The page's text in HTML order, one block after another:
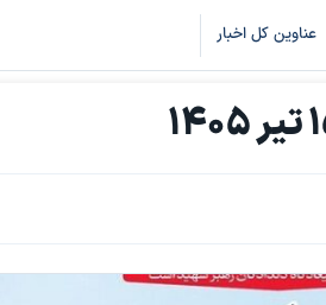
عناوین کل اخبار